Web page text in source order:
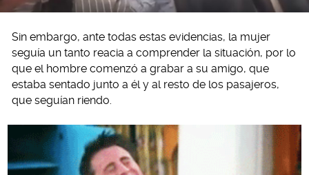
Sin embargo, ante todas estas evidencias, la mujer
seguía un tanto reacia a comprender la situación, por lo
que el hombre comenzó a grabar a su amigo, que
estaba sentado junto a él y al resto de los pasajeros,
que seguían riendo.